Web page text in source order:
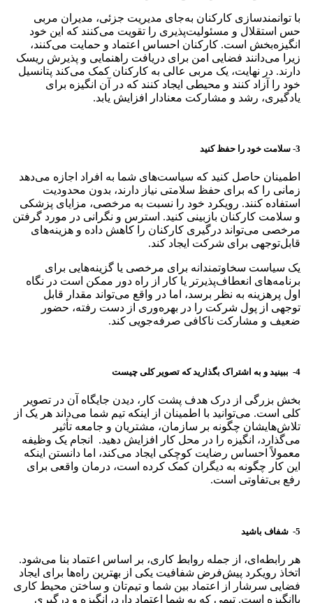
با توانمندسازی کارکنان به‌جای مدیریت جزئی، مدیران مربی
حس استقلال و مسئولیت‌پذیری را تقویت می‌کنند که این خود
انگیزه‌بخش است. کارکنان احساس اعتماد و حمایت می‌کنند،
زیرا می‌دانند فضایی امن برای دریافت راهنمایی و پذیرش ریسک
دارند. در نهایت، یک مربی عالی به کارکنان کمک می‌کند پتانسیل
خود را آزاد کنند و محیطی ایجاد کنند که در آن انگیزه برای
یادگیری، رشد و مشارکت معنادار افزایش یابد.
3- سلامت خود را حفظ کنید
اطمینان حاصل کنید که سیاست‌های شما به افراد اجازه می‌دهد
زمانی را که برای حفظ سلامتی نیاز دارند، بدون محدودیت
استفاده کنند. رویکرد خود را نسبت به مرخصی، مزایای پزشکی
و سلامت کارکنان بازبینی کنید. استرس و نگرانی در مورد گرفتن
مرخصی می‌تواند درگیری کارکنان را کاهش داده و هزینه‌های
قابل‌توجهی برای شرکت ایجاد کند.
یک سیاست سخاوتمندانه برای مرخصی یا گزینه‌هایی برای
برنامه‌های انعطاف‌پذیرتر یا کار از راه دور ممکن است در نگاه
اول پرهزینه به نظر برسد، اما در واقع می‌تواند مقدار قابل
توجهی از پول شرکت را در بهره‌وری از دست رفته، حضور
ضعیف و مشارکت ناکافی صرفه‌جویی کند.
4- ببینید و به اشتراک بگذارید که تصویر کلی چیست
بخش بزرگی از درک هدف پشت کار، دیدن جایگاه آن در تصویر
کلی است. می‌توانید با اطمینان از اینکه تیم شما می‌داند هر یک از
تلاش‌هایشان چگونه بر سازمان، مشتریان و جامعه تأثیر
می‌گذارد، انگیزه را در محل کار افزایش دهید. انجام یک وظیفه
معمولاً احساس رضایت کوچکی ایجاد می‌کند، اما دانستن اینکه
این کار چگونه به دیگران کمک کرده است، درمان واقعی برای
رفع بی‌تفاوتی است.
5- شفاف باشید
هر رابطه‌ای، از جمله روابط کاری، بر اساس اعتماد بنا می‌شود.
اتخاذ رویکرد پیش‌فرض شفافیت یکی از بهترین راه‌ها برای ایجاد
فضایی سرشار از اعتماد بین شما و تیم‌تان و ساختن محیط کاری
باانگیزه است. تیمی که به شما اعتماد دارد، انگیزه و درگیری